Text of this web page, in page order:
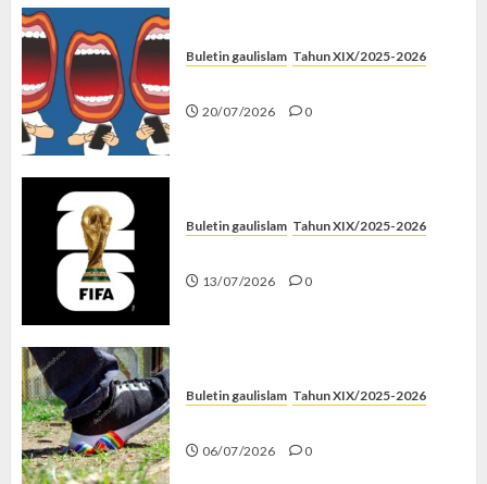
Buletin gaulislam Tahun XIX/2025-2026
20/07/2026 0
Buletin gaulislam Tahun XIX/2025-2026
13/07/2026 0
Buletin gaulislam Tahun XIX/2025-2026
06/07/2026 0